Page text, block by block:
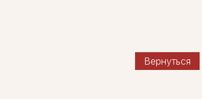
Вернуться